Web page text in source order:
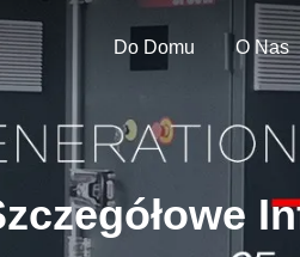
Do Domu O Nas